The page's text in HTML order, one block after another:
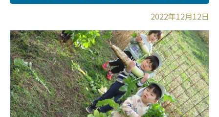
2022年12月12日